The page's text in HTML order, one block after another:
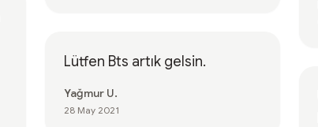
Lütfen Bts artık gelsin.
Yağmur U.
28 May 2021